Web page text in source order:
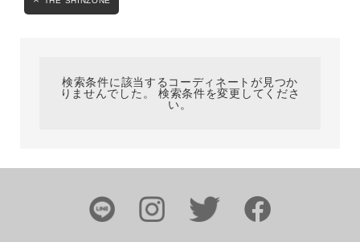
検索条件に該当するコーディネートが見つか
りませんでした。 検索条件を変更してくださ
い。